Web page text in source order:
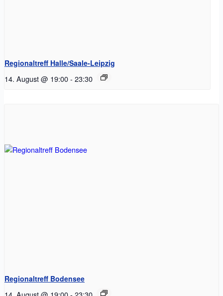
Regionaltreff Halle/Saale-Leipzig
14. August @ 19:00- 23:30
Regionaltreff Bodensee